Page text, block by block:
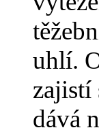
uhlí.
zajistí
dává